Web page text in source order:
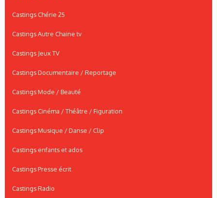
Castings Chérie 25
Castings Autre Chaine tv
Castings Jeux TV
Castings Documentaire / Reportage
Castings Mode / Beauté
Castings Cinéma / Théâtre / Figuration
Castings Musique / Danse / Clip
Castings enfants et ados
Castings Presse écrit
Castings Radio